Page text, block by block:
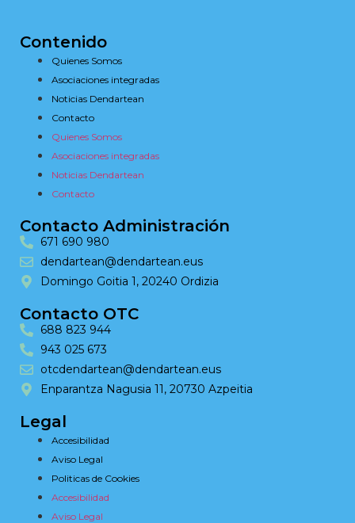
Contenido
Quienes Somos
Asociaciones integradas
Noticias Dendartean
Contacto
Quienes Somos
Asociaciones integradas
Noticias Dendartean
Contacto
Contacto Administración
671 690 980
dendartean@dendartean.eus
Domingo Goitia 1, 20240 Ordizia
Contacto OTC
688 823 944
943 025 673
otcdendartean@dendartean.eus
Enparantza Nagusia 11, 20730 Azpeitia
Legal
Accesibilidad
Aviso Legal
Politicas de Cookies
Accesibilidad
Aviso Legal